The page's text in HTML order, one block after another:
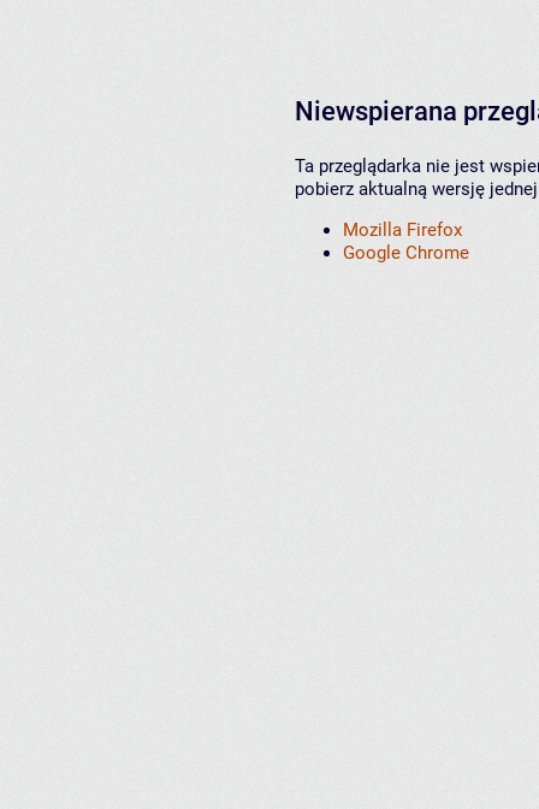
Niewspierana
Ta przeglądarka nie jest
pobierz aktualną wersję
Mozilla Firefox
Google Chrome